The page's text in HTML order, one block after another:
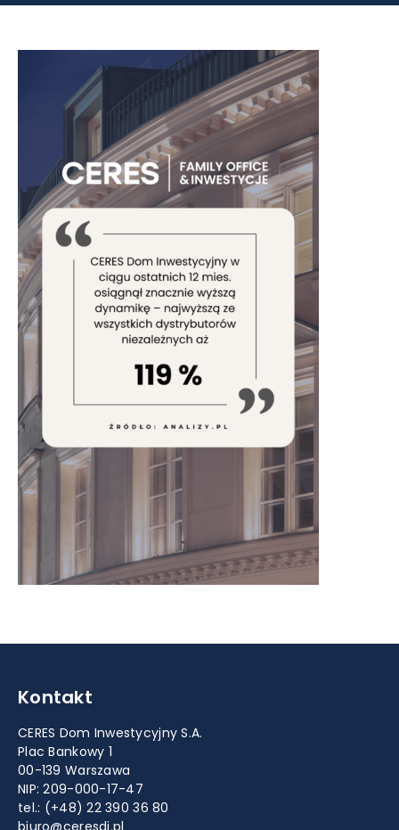
Kontakt
CERES Dom Inwestycyjny S.A.
Plac Bankowy 1
00-139 Warszawa
NIP: 209-000-17-47
tel.: (+48) 22 390 36 80
biuro@ceresdi.pl